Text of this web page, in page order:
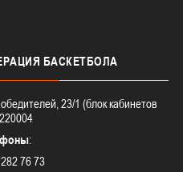
БАСКЕТБОЛА
23/1 (блок кабинетов
:
76 73